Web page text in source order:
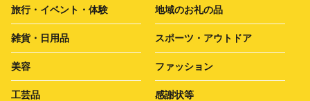
旅行・イベント・体験 地域のお礼の品
雑貨・日用品 スポーツ・アウトドア
美容 ファッション
工芸品 感謝状等